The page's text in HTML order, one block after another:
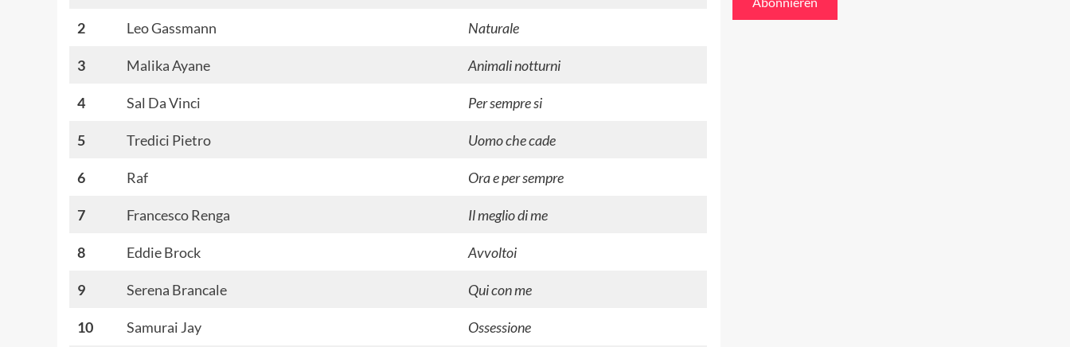
2 Leo Gassmann Naturale
3 Malika Ayane Animali notturni
4 Sal Da Vinci Per sempre si
5 Tredici Pietro Uomo che cade
6 Raf Ora e per sempre
7 Francesco Renga Il meglio di me
8 Eddie Brock Avvoltoi
9 Serena Brancale Qui con me
10 Samurai Jay Ossessione